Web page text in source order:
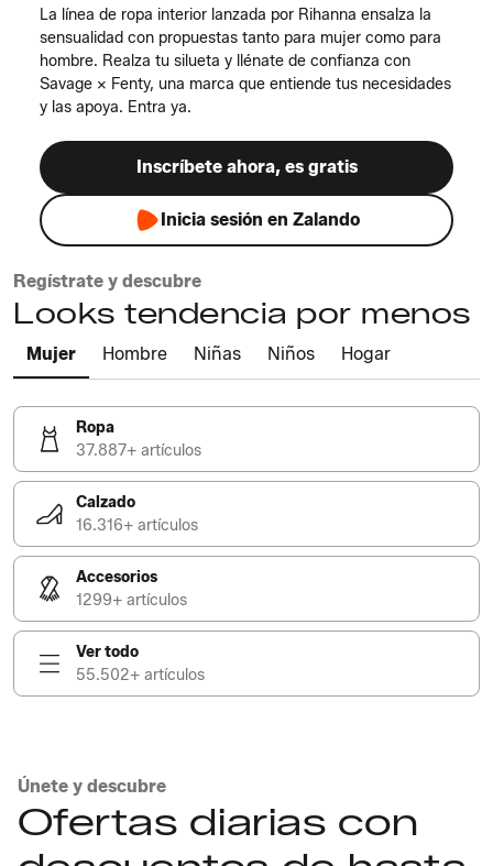
La línea de ropa interior lanzada por Rihanna ensalza la
sensualidad con propuestas tanto para mujer como para
hombre. Realza tu silueta y llénate de confianza con
Savage x Fenty, una marca que entiende tus necesidades
y las apoya. Entra ya.
Inscríbete ahora, es gratis
Inicia sesión en Zalando
Regístrate y descubre
Looks tendencia por menos
Mujer Hombre Niñas Niños Hogar
Ropa
37.887+ artículos
Calzado
16.316+ artículos
Accesorios
1299+ artículos
Ver todo
55.502+ artículos
Únete y descubre
Ofertas diarias con